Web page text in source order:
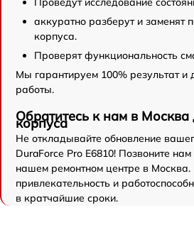
аккуратно разберут и заменят
корпуса.
Проверят функциональность
Мы гарантируем 100% результат и
работы.
Обратитесь к нам в
корпуса
Не откладывайте обновление
DuraForce Pro E6810! Позвоните
нашем ремонтном центре в
привлекательность и
в кратчайшие сроки.